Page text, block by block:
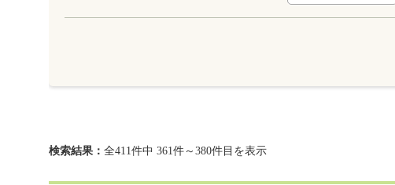
検索結果： 全411件中 361件～380件目を表示